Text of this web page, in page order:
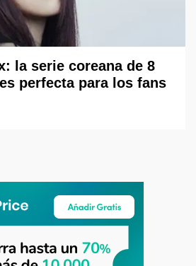
la serie coreana de 8
perfecta para los fans